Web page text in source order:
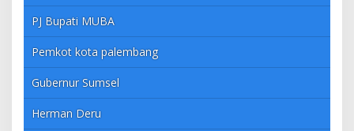
PJ Bupati MUBA
Pemkot kota palembang
Gubernur Sumsel
Herman Deru